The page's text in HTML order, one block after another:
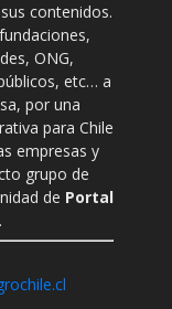
contenidos.
ONG,
etc… a
por una
para Chile
empresas y
grupo de
de Portal
.